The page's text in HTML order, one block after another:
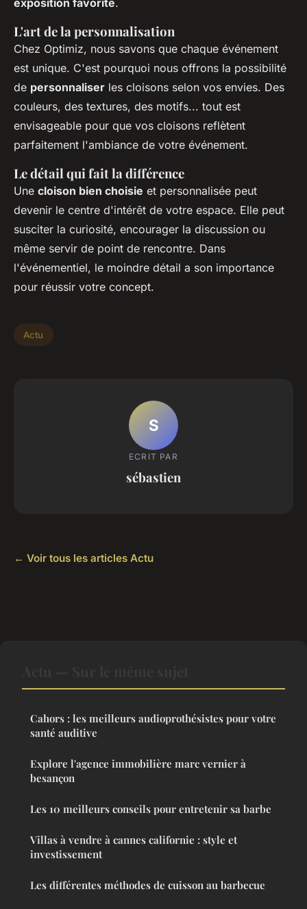
exposition favorite.
L'art de la personnalisation
Chez Optimiz, nous savons que chaque événement
est unique. C'est pourquoi nous offrons la possibilité
de personnaliser les cloisons selon vos envies. Des
couleurs, des textures, des motifs... tout est
envisageable pour que vos cloisons reflètent
parfaitement l'ambiance de votre événement.
Le détail qui fait la différence
Une cloison bien choisie et personnalisée peut
devenir le centre d'intérêt de votre espace. Elle peut
susciter la curiosité, encourager la discussion ou
même servir de point de rencontre. Dans
l'événementiel, le moindre détail a son importance
pour réussir votre concept.
Actu
S
ECRIT PAR
sébastien
← Voir tous les articles Actu
Cahors : les meilleurs audioprothésistes pour votre
santé auditive
Explore l'agence immobilière marc vernier à
besançon
Les 10 meilleurs conseils pour entretenir sa barbe
Villas à vendre à cannes californie : style et
investissement
Les différentes méthodes de cuisson au barbecue